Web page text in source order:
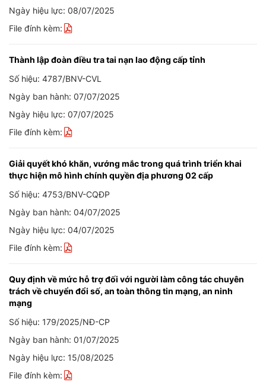
Ngày hiệu lực: 08/07/2025
File đính kèm:
Thành lập đoàn điều tra tai nạn lao động cấp tỉnh
Số hiệu: 4787/BNV-CVL
Ngày ban hành: 07/07/2025
Ngày hiệu lực: 07/07/2025
File đính kèm:
Giải quyết khó khăn, vướng mắc trong quá trình triển khai
thực hiện mô hình chính quyền địa phương 02 cấp
Số hiệu: 4753/BNV-CQĐP
Ngày ban hành: 04/07/2025
Ngày hiệu lực: 04/07/2025
File đính kèm:
Quy định về mức hỗ trợ đối với người làm công tác chuyên
trách về chuyển đổi số, an toàn thông tin mạng, an ninh
mạng
Số hiệu: 179/2025/NĐ-CP
Ngày ban hành: 01/07/2025
Ngày hiệu lực: 15/08/2025
File đính kèm: